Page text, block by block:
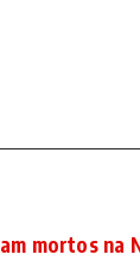
mortos na